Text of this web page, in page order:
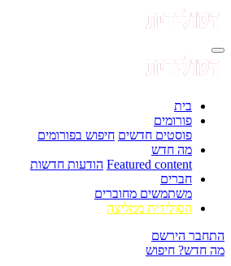
בית
פורומים
פוסטים חדשים חיפוש בפורומים
מה חדש
Featured content הודעות חדשות
חברים
משתמשים מחוברים
הסולידית ממליצה
התחבר הירשם
מה חדש? חיפוש